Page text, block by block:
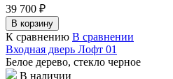
39 700 ₽
В корзину
К сравнению В сравнении
Входная дверь Лофт 01
Белое дерево, стекло черное
В наличии